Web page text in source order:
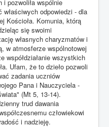
pozwoliła wspólnie
odpowiedzi - dla
Kościoła. Komunia, którą
się swoimi
własnych charyzmatów i
w atmosferze wspólnotowej
współdziałanie wszystkich
Ufam, że to dzieło pozwoli
zadania uczniów
Pana i Nauczyciela -
(Mt 5, 13-14).
trud dawania
człowiekowi
i nadzieję.